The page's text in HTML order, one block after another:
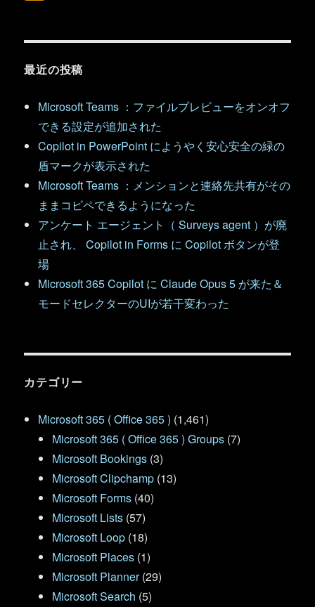
最近の投稿
Microsoft Teams ：ファイルプレビューをオンオフ
できる設定が追加された
Copilot in PowerPoint にようやく安心安全の緑の
盾マークが表示された
Microsoft Teams ：メンションと連絡先共有がその
ままコピペできるようになった
アンケート エージェント（ Surveys agent ）が廃
止され、 Copilot in Forms に Copilot ボタンが登
場
Microsoft 365 Copilot に Claude Opus 5 が来た＆
モードセレクターのUIが若干変わった
カテゴリー
Microsoft 365 ( Office 365 ) (1,461)
Microsoft 365 ( Office 365 ) Groups (7)
Microsoft Bookings (3)
Microsoft Clipchamp (13)
Microsoft Forms (40)
Microsoft Lists (57)
Microsoft Loop (18)
Microsoft Places (1)
Microsoft Planner(29)
Microsoft Search (5)